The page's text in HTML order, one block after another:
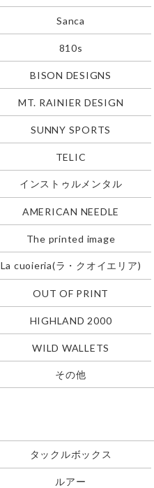
Sanca
810s
BISON DESIGNS
MT. RAINIER DESIGN
SUNNY SPORTS
TELIC
インストゥルメンタル
AMERICAN NEEDLE
The printed image
La cuoieria(ラ・クオイエリア)
OUT OF PRINT
HIGHLAND 2000
WILD WALLETS
その他
タックルボックス
ルアー